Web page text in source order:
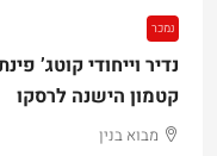
נמכר
נדיר וייחודי קוטג’
קטמון הישנה לרסקו
מבוא בנין